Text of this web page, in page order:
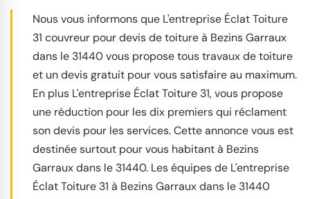
Nous vous informons que L'entreprise Éclat Toiture
31 couvreur pour devis de toiture à Bezins Garraux
dans le 31440 vous propose tous travaux de toiture
et un devis gratuit pour vous satisfaire au maximum.
En plus L'entreprise Éclat Toiture 31, vous propose
une réduction pour les dix premiers qui réclament
son devis pour les services. Cette annonce vous est
destinée surtout pour vous habitant à Bezins
Garraux dans le 31440. Les équipes de L'entreprise
Éclat Toiture 31 à Bezins Garraux dans le 31440